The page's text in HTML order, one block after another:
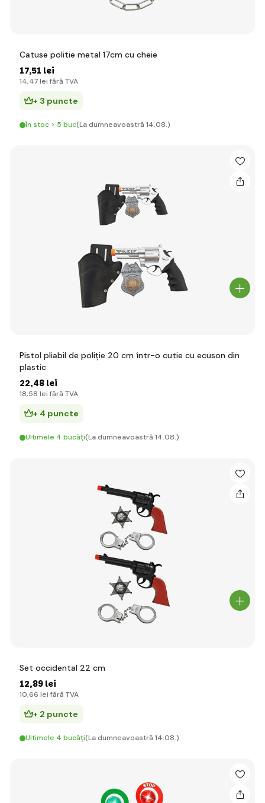
Catuse politie metal 17cm cu cheie
17,51 lei
14,47 lei fără TVA
+ 3 puncte
În stoc > 5 buc(La dumneavoastră 14.08.)
Pistol pliabil de poliție 20 cm într-o cutie cu ecuson din
plastic
22,48 lei
18,58 lei fără TVA
+ 4 puncte
Ultimele 4 bucăți(La dumneavoastră 14.08.)
Set occidental 22 cm
12,89 lei
10,66 lei fără TVA
+ 2 puncte
Ultimele 4 bucăți(La dumneavoastră 14.08.)